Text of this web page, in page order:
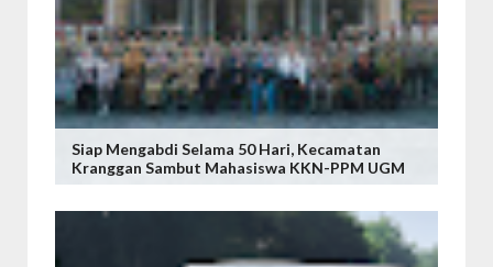
Siap Mengabdi Selama 50 Hari, Kecamatan
Kranggan Sambut Mahasiswa KKN-PPM UGM